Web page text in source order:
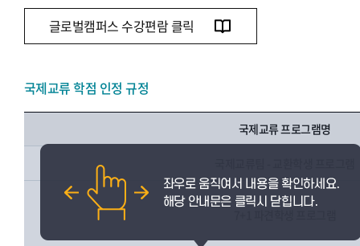
글로벌캠퍼스 수강편람 클릭
국제교류 학점 인정 규정
국제교류 프로그램명